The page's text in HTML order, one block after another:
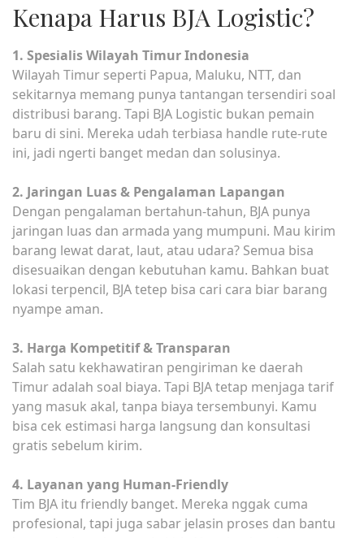
Kenapa Harus BJA Logistic?
1. Spesialis Wilayah Timur Indonesia
Wilayah Timur seperti Papua, Maluku, NTT, dan
sekitarnya memang punya tantangan tersendiri soal
distribusi barang. Tapi BJA Logistic bukan pemain
baru di sini. Mereka udah terbiasa handle rute-rute
ini, jadi ngerti banget medan dan solusinya.
2. Jaringan Luas & Pengalaman Lapangan
Dengan pengalaman bertahun-tahun, BJA punya
jaringan luas dan armada yang mumpuni. Mau kirim
barang lewat darat, laut, atau udara? Semua bisa
disesuaikan dengan kebutuhan kamu. Bahkan buat
lokasi terpencil, BJA tetep bisa cari cara biar barang
nyampe aman.
3. Harga Kompetitif & Transparan
Salah satu kekhawatiran pengiriman ke daerah
Timur adalah soal biaya. Tapi BJA tetap menjaga tarif
yang masuk akal, tanpa biaya tersembunyi. Kamu
bisa cek estimasi harga langsung dan konsultasi
gratis sebelum kirim.
4. Layanan yang Human-Friendly
Tim BJA itu friendly banget. Mereka nggak cuma
profesional, tapi juga sabar jelasin proses dan bantu